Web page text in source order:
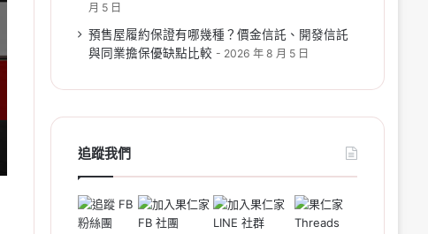
月 5 日
預售屋履約保證有哪幾種？價金信託、開發信託
與同業擔保優缺點比較
2026 年 8 月 5 日
追蹤我們